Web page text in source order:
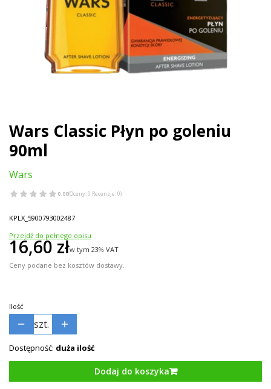
Wars Classic Płyn po goleniu
90ml
Wars
0.00(Oceny: 0 Recenzje: 0)
KPLX_5900793002487
Przejdź do pełnego opisu
Cena
16,60 złw tym 23% VAT
w tym 23% VAT
Ceny podane bez kosztów dostawy.
Ilość
szt.
Dostępność: duża ilość
Dodaj do koszyka